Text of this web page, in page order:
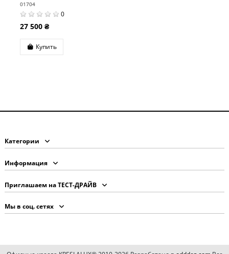
01704
0
27 500 ₴
Купить
Категории
Информация
Приглашаем на ТЕСТ-ДРАЙВ
Мы в соц. сетях